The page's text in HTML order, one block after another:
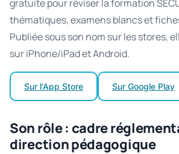
gratuite pour réviser la formation
thématiques, examens blancs et
Publiée sous son nom sur les stores,
sur iPhone/iPad et Android.
Sur l'App Store Sur Google Play
Son rôle : cadre
direction pédagogique